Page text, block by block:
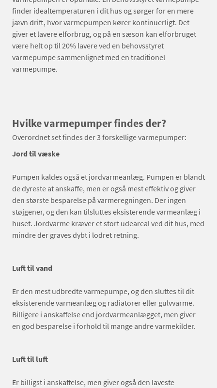
finder idealtemperaturen i dit hus og sørger for en mere
jævn drift, hvor varmepumpen kører kontinuerligt. Det
giver et lavere elforbrug, og på en sæson kan elforbruget
være helt op til 20% lavere ved en behovsstyret
varmepumpe sammenlignet med en traditionel
varmepumpe.
Hvilke varmepumper findes der?
Overordnet set findes der 3 forskellige varmepumper:
Jord til væske
Pumpen kaldes også et jordvarmeanlæg. Pumpen er blandt
de dyreste at anskaffe, men er også mest effektiv og giver
den største besparelse på varmeregningen. Der ingen
støjgener, og den kan tilsluttes eksisterende varmeanlæg i
huset. Jordvarme kræver et stort udeareal ved dit hus, med
mindre der graves dybt i lodret retning.
Luft til vand
Er den mest udbredte varmepumpe, og den sluttes til dit
eksisterende varmeanlæg og radiatorer eller gulvvarme.
Billigere i anskaffelse end jordvarmeanlægget, men giver
en god besparelse i forhold til mange andre varmekilder.
Luft til luft
Er billigst i anskaffelse, men giver også den laveste